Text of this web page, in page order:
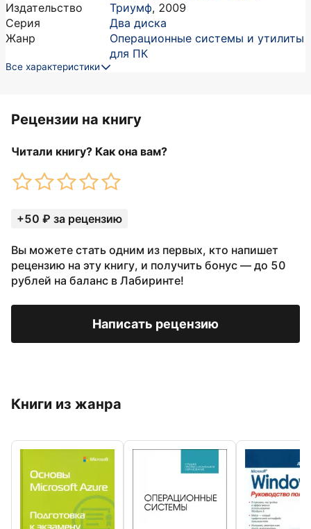
Издательство
Триумф, 2009
Серия
Два диска
Жанр
Операционные системы и утилиты
для ПК
Все характеристики
Рецензии на книгу
Читали книгу? Как она вам?
+50 ₽ за рецензию
Вы можете стать одним из первых, кто напишет
рецензию на эту книгу, и получить бонус — до 50
рублей на баланс в Лабиринте!
Написать рецензию
Книги из жанра